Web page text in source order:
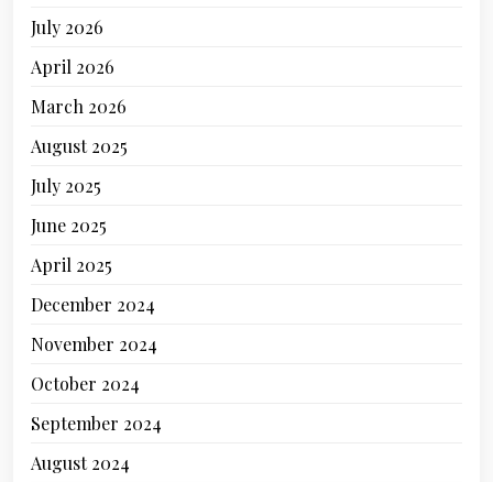
July 2026
April 2026
March 2026
August 2025
July 2025
June 2025
April 2025
December 2024
November 2024
October 2024
September 2024
August 2024